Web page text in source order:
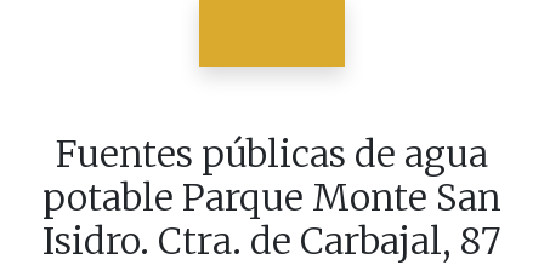
Fuentes públicas de agua
potable Parque Monte San
Isidro. Ctra. de Carbajal, 87